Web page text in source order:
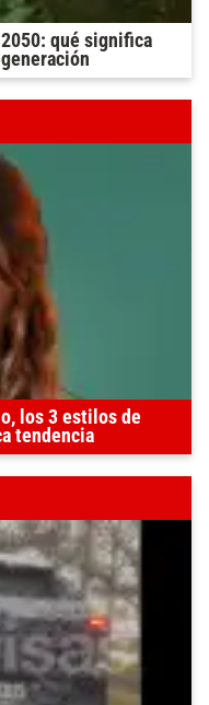
qué significa
los 3 estilos de
tendencia